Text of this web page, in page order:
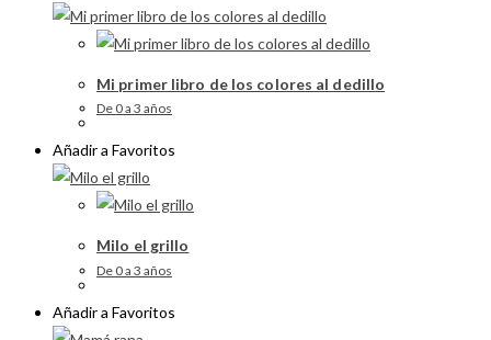
Mi primer libro de los colores al dedillo
De 0 a 3 años
Añadir a Favoritos
Milo el grillo
De 0 a 3 años
Añadir a Favoritos